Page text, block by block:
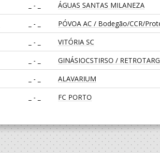
_ - _ ÁGUAS SANTAS MILANEZA
_ - _ PÓVOA AC / Bodegão/CCR/
_ - _ VITÓRIA SC
_ - _ GINÁSIOCSTIRSO /
_ - _ ALAVARIUM
_ - _ FC PORTO
_ - _ CALE